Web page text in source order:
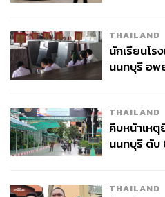
การเลือกใช้ ‘น้ำตาล-ฟิล์ม’ ยังเป็
กลุ่มแฟนคลับที่มีความเหนียวแน่
THAILAND
นักเรียนโร
นนทบุรี อ
THAILAND
คืบหน้าเหตุ
นนทบุรี ดับ
THAILAND